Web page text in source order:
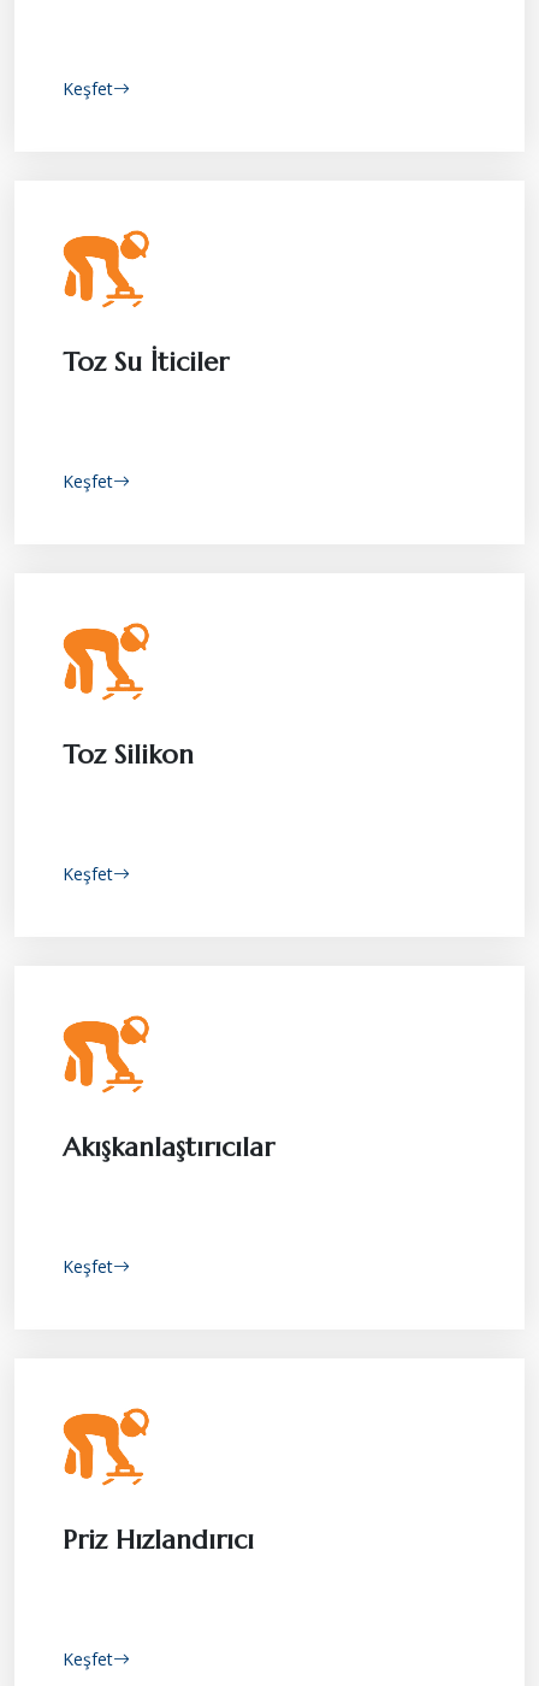
Keşfet
Toz Su İticiler
Keşfet
Toz Silikon
Keşfet
Akışkanlaştırıcılar
Keşfet
Priz Hızlandırıcı
Keşfet